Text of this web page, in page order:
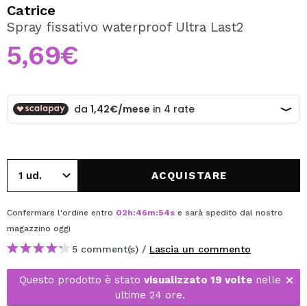
Creando un account su Maquibeauty.it potrai fare i tuoi
acquisti velocemente, controllare lo stato dei tuoi ordini e
consultare le tue operazioni precedenti.
CREARE UN ACCOUNT
Catrice
Spray fissativo waterproof Ultra Last2
5,69€
ACQUISTARE
Confermare l'ordine entro 02h:46m:53se sarà spedito dal nostro
magazzino oggi
5 comment(s) / Lascia un commento
Questo prodotto è stato visualizzato 19 volte nelle
ultime 24 ore.